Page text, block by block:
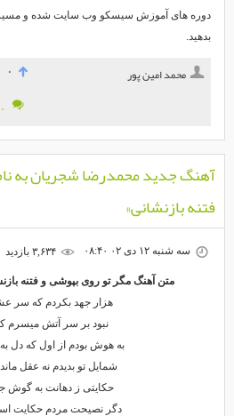
های آموزش سیسکو وب سایت شده و مسیر راه
محمد امین پور
جدید محمدرضا شجریان به نام
بازنشانی»
سه شنبه ۱۲ دی ۰۲ ۰۸:۴۰
متن آهنگ مگر تو روی بپوشی و فتنه
هزار جهد بکردم که سر عشق
نبود بر سر آتش میسرم که
به هوش بودم از اول که دل به کس
شمایل تو بدیدم نه عقل ماند و
حکایتی ز دهانت به گوش جان
دگر نصیحت مردم حکایت است